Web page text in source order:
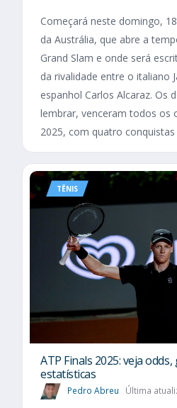
Começará neste domingo,
da Austrália, que abre a
Grand Slam e onde será
da rivalidade entre o italiano
espanhol Carlos Alcaraz. Os
lembrar, venceram todos os
2025, com quatro conquistas
TÊNIS
ATP Finals 2025: veja
estatísticas
Pedro Abreu Última